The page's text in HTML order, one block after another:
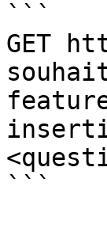
```
GET
```